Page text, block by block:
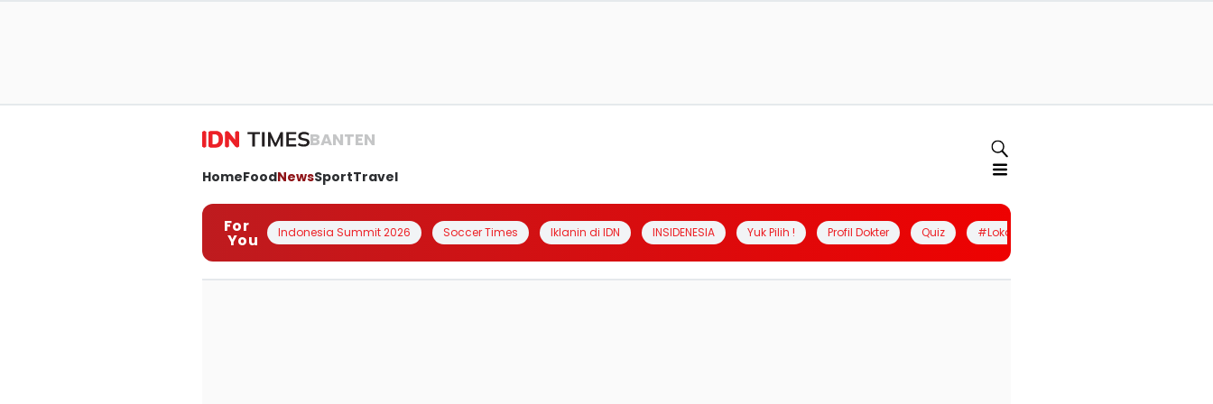
BANTEN
HomeFoodNewsSportTravel
For
You Indonesia Summit 2026 Soccer Times Iklanin di IDN INSIDENESIA Yuk Pilih ! Profil Dokter Quiz #LokalBerdaya